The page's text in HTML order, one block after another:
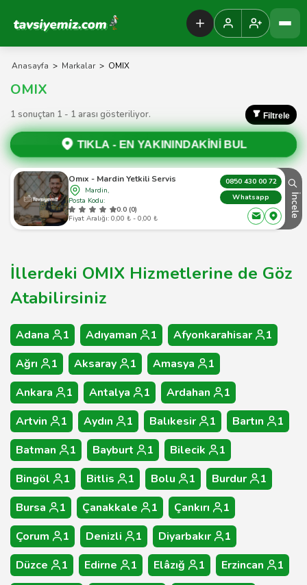
Tavsiyemiz Anasayfa
Anasayfa > Markalar > OMIX
OMIX
1 sonuçtan 1 - 1 arası gösteriliyor. Filtrele
TIKLA - EN YAKININDAKİNİ BUL
Omıx - Mardin Yetkili Servis
Mardin,
Posta Kodu:
0.0 (0)
Fiyat Aralığı: 0,00 ₺ - 0,00 ₺
0850 430 00 72
Whatsapp
İncele
İllerdeki OMIX Hizmetlerine de Göz
Atabilirsiniz
Adana 1 Adıyaman 1 Afyonkarahisar
1
Ağrı
1 Aksaray 1 Amasya
1
Ankara
1 Antalya 1 Ardahan
1
Artvin
1 Aydın 1 Balıkesir 1 Bartın
1
Batman
1 Bayburt 1 Bilecik
1
Bingöl
1 Bitlis 1 Bolu 1 Burdur
1
Bursa
1 Çanakkale 1 Çankırı
1
Çorum
1 Denizli 1 Diyarbakır
1
Düzce
1 Edirne 1 Elâzığ 1 Erzincan
1